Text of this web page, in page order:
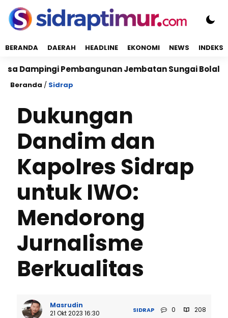
BERANDA DAERAH HEADLINE EKONOMI NEWS INDEKS
Pembangunan Jembatan Sungai Bolalele di Desa
Beranda / Sidrap
Dukungan
Dandim dan
Kapolres Sidrap
untuk IWO:
Mendorong
Jurnalisme
Berkualitas
Masrudin
21 Okt 2023 16:30
SIDRAP 0 208